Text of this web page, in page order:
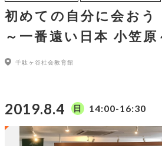
初めての自分に会おう
～一番遠い日本 小笠原
千駄ヶ谷社会教育館
2019.8.4 日 14:00-16:30